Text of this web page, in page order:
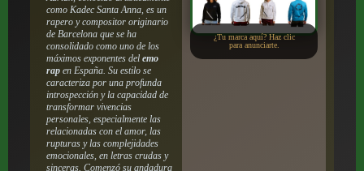
como Kadec Santa Anna, es un
rapero y compositor originario
de Barcelona que se ha
consolidado como uno de los
máximos exponentes del emo
rapen España. Su estilo se
caracteriza por una profunda
introspección y la capacidad de
transformar vivencias
personales, especialmente las
relacionadas con el amor, las
rupturas y las complejidades
emocionales, en letras crudas y
sinceras. Comenzó su andadura
¿Tu marca aquí? Haz clic
para anunciarte.